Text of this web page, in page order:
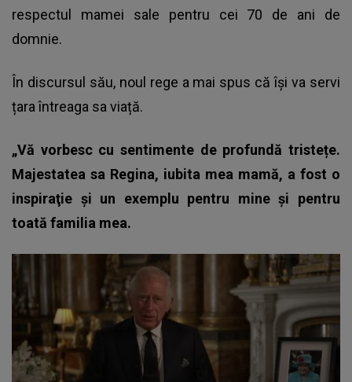
respectul mamei sale pentru cei 70 de ani de
domnie.
În discursul său, noul rege a mai spus că își va servi
țara întreaga sa viață.
„Vă vorbesc cu sentimente de profundă tristețe.
Majestatea sa Regina, iubita mea mamă, a fost o
inspiraţie şi un exemplu pentru mine şi pentru
toată familia mea.